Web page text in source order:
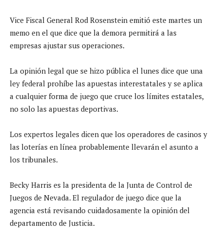
Vice Fiscal General Rod Rosenstein emitió este martes un
memo en el que dice que la demora permitirá a las
empresas ajustar sus operaciones.
La opinión legal que se hizo pública el lunes dice que una
ley federal prohíbe las apuestas interestatales y se aplica
a cualquier forma de juego que cruce los límites estatales,
no solo las apuestas deportivas.
Los expertos legales dicen que los operadores de casinos y
las loterías en línea probablemente llevarán el asunto a
los tribunales.
Becky Harris es la presidenta de la Junta de Control de
Juegos de Nevada. El regulador de juego dice que la
agencia está revisando cuidadosamente la opinión del
departamento de Justicia.